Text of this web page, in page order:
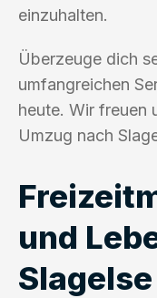
einzuhalten.
Überzeuge dich
umfangreichen
heute. Wir freuen
Umzug nach
und
Slagelse